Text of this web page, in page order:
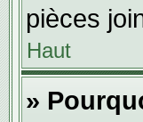
pièces
Haut
»